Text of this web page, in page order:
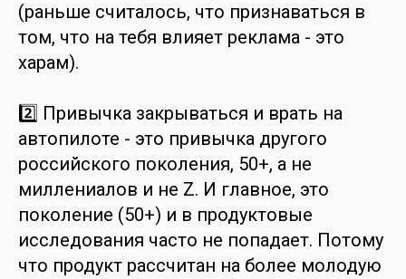
(раньше считалось, что признаваться в
том, что на тебя влияет реклама - это
харам).
2️⃣ Привычка закрываться и врать на
автопилоте - это привычка другого
российского поколения, 50+, а не
миллениалов и не Z. И главное, это
поколение (50+) и в продуктовые
исследования часто не попадает. Потому
что продукт рассчитан на более молодую